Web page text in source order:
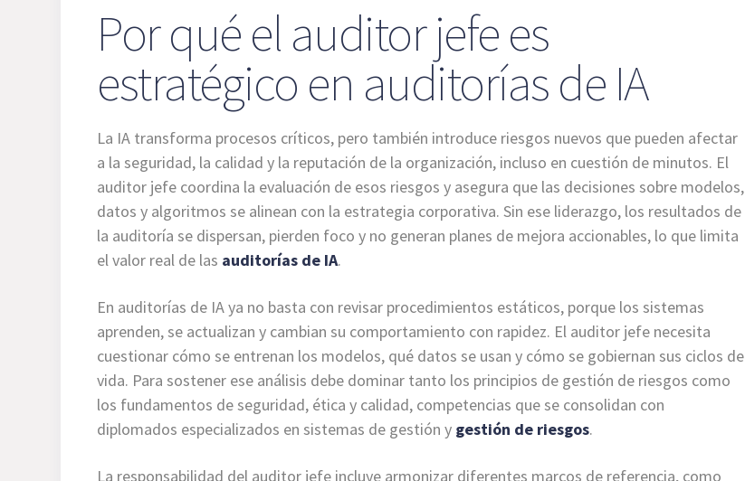
Por qué el auditor jefe es
estratégico en auditorías de IA
La IA transforma procesos críticos, pero también introduce riesgos nuevos que pueden afectar
a la seguridad, la calidad y la reputación de la organización, incluso en cuestión de minutos. El
auditor jefe coordina la evaluación de esos riesgos y asegura que las decisiones sobre modelos,
datos y algoritmos se alinean con la estrategia corporativa. Sin ese liderazgo, los resultados de
la auditoría se dispersan, pierden foco y no generan planes de mejora accionables, lo que limita
el valor real de las auditorías de IA.
En auditorías de IA ya no basta con revisar procedimientos estáticos, porque los sistemas
aprenden, se actualizan y cambian su comportamiento con rapidez. El auditor jefe necesita
cuestionar cómo se entrenan los modelos, qué datos se usan y cómo se gobiernan sus ciclos de
vida. Para sostener ese análisis debe dominar tanto los principios de gestión de riesgos como
los fundamentos de seguridad, ética y calidad, competencias que se consolidan con
diplomados especializados en sistemas de gestión y gestión de riesgos.
La responsabilidad del auditor jefe incluye armonizar diferentes marcos de referencia, como